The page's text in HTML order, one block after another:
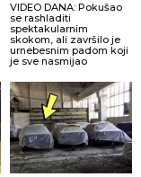
VIDEO DANA: Pokušao
se rashladiti
spektakularnim
skokom, ali završilo je
urnebesnim padom koji
je sve nasmijao